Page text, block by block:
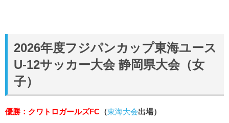
2026年度フジパンカップ東海ユース
U-12サッカー大会 静岡県大会（女
子）
優勝：クワトロガールズFC （東海大会出場）